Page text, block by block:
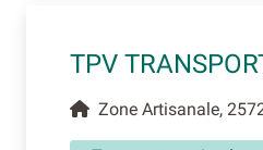
TPV
Zone Artisanale,